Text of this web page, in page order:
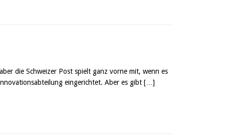
die Schweizer Post spielt ganz vorne mit, wenn es
eingerichtet. Aber es gibt […]